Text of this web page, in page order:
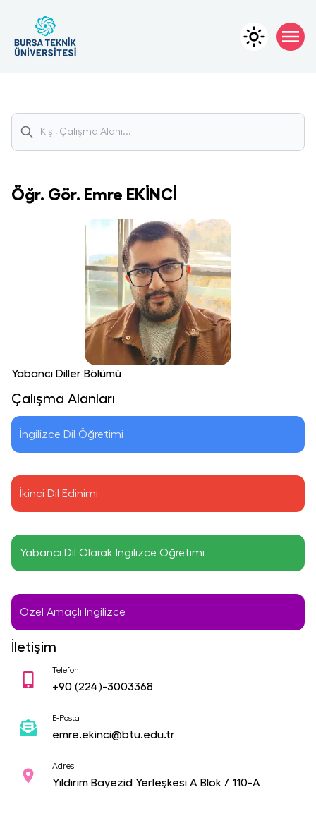
Öğr. Gör. Emre EKİNCİ
Yabancı Diller Bölümü
Çalışma Alanları
İngilizce Dil Öğretimi
İkinci Dil Edinimi
Yabancı Dil Olarak İngilizce Öğretimi
Özel Amaçlı İngilizce
İletişim
Telefon
+90 (224)-3003368
E-Posta
emre.ekinci@btu.edu.tr
Adres
Yıldırım Bayezid Yerleşkesi A Blok / 110-A